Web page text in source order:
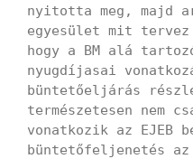
nyitotta meg, majd
egyesület mit
hogy a BM alá
nyugdíjasai
büntetőeljárás
természetesen nem
vonatkozik az EJEB
büntetőfeljenetés az